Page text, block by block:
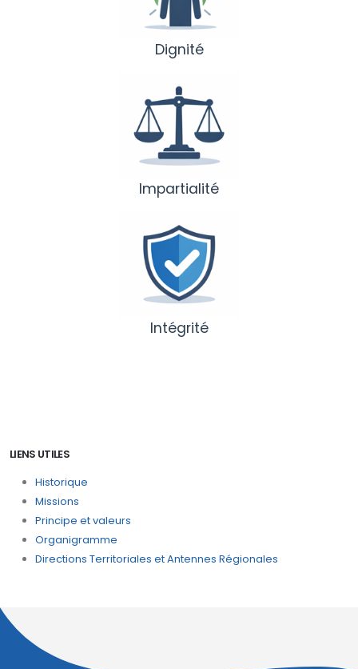
Dignité
Impartialité
Intégrité
LIENS UTILES
Historique
Missions
Principe et valeurs
Organigramme
Directions Territoriales et Antennes Régionales